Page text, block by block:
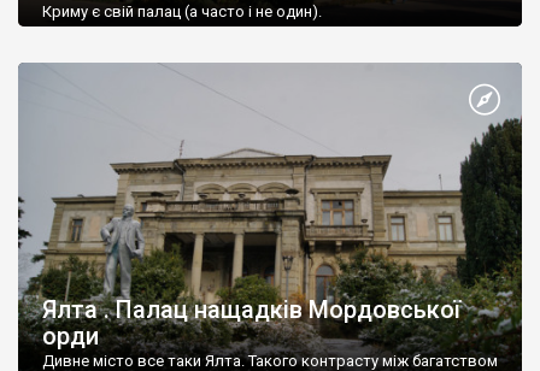
Криму є свій палац (а часто і не один).
Ялта . Палац нащадків Мордовської
орди
Дивне місто все таки Ялта. Такого контрасту між багатством